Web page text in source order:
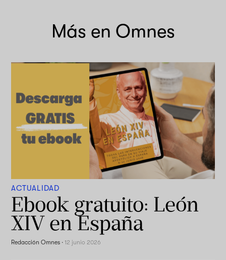
Más en Omnes
ACTUALIDAD
Ebook gratuito: León
XIV en España
Redacción Omnes ·12 junio 2026